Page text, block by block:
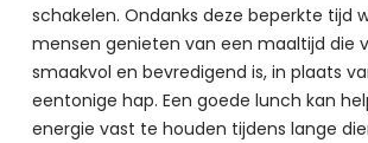
schakelen. Ondanks deze beperkte tijd
mensen genieten van een maaltijd die
smaakvol en bevredigend is, in plaats
eentonige hap. Een goede lunch kan
energie vast te houden tijdens lange